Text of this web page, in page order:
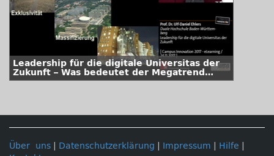
Leadership für die digitale Universitas der
Zukunft – Was bedeutet der Megatrend
Digitalisierung für die Universität der
Über uns Datenschutzerklärung Impressum Hilfe